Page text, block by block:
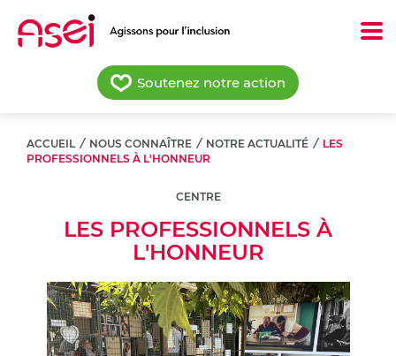
contenu
Soutenez notre action
ACCUEIL / NOUS CONNAÎTRE / NOTRE ACTUALITÉ / LES
PROFESSIONNELS À L'HONNEUR
CENTRE
LES PROFESSIONNELS À
L'HONNEUR